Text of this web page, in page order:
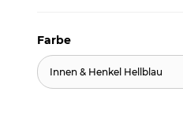
Farbe
Innen & Henkel Hellblau